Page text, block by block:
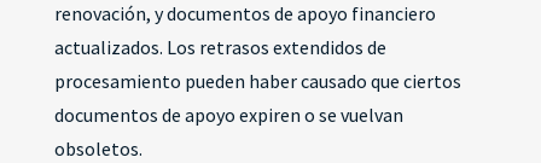
renovación, y documentos de apoyo financiero
actualizados. Los retrasos extendidos de
procesamiento pueden haber causado que ciertos
documentos de apoyo expiren o se vuelvan
obsoletos.